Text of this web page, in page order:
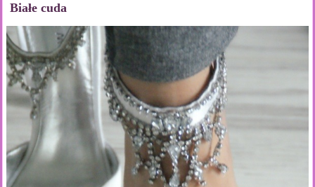
Białe cuda